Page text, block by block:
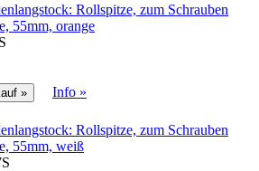
Rollspitze, zum Schrauben
55mm, orange
Info »
Rollspitze, zum Schrauben
55mm, weiß